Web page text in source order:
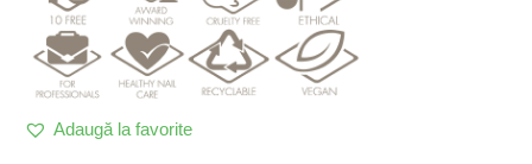
Adaugă la favorite